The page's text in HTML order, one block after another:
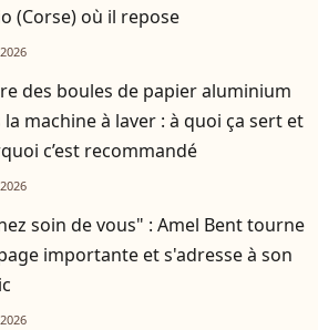
(Corse) où il repose
des boules de papier aluminium
la machine à laver : à quoi ça sert et
c’est recommandé
soin de vous" : Amel Bent tourne
importante et s'adresse à son